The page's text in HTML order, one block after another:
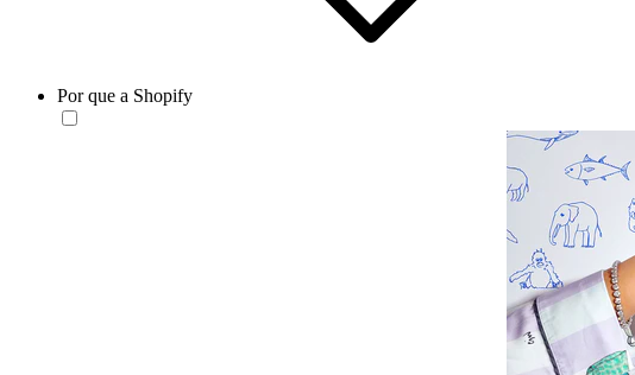
Por que a Shopify